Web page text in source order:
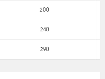
200
240
290